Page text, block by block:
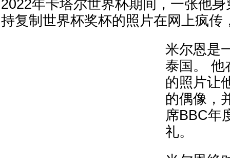
2022年卡塔尔世界杯期间，一张他
持复制世界杯奖杯的照片在网上疯传
米尔恩是
泰国。 他
的照片让
的偶像，
席BBC年
礼。